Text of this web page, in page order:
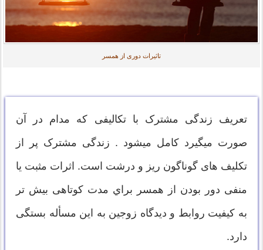
تاثیرات دوری از همسر
تعریف زندگی مشترک با تکالیفی که مدام در آن
صورت ميگیرد کامل ميشود . زندگی مشترک پر از
تکلیف های گوناگون ریز و درشت است. اثرات مثبت یا
منفی دور بودن از همسر براي مدت کوتاهی بیش تر
به کیفیت روابط و دیدگاه زوجین به این مسأله بستگی
دارد.